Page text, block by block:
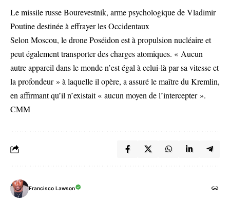
Le missile russe Bourevestnik, arme psychologique de Vladimir
Poutine destinée à effrayer les Occidentaux
Selon Moscou, le drone Poséidon est à propulsion nucléaire et
peut également transporter des charges atomiques. « Aucun
autre appareil dans le monde n’est égal à celui-là par sa vitesse et
la profondeur » à laquelle il opère, a assuré le maître du Kremlin,
en affirmant qu’il n’existait « aucun moyen de l’intercepter ».
CMM
Francisco Lawson